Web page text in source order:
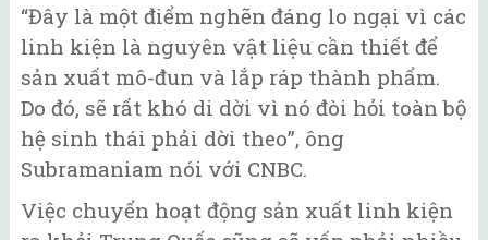
“Đây là một điểm nghẽn đáng lo ngại vì các
linh kiện là nguyên vật liệu cần thiết để
sản xuất mô-đun và lắp ráp thành phẩm.
Do đó, sẽ rất khó di dời vì nó đòi hỏi toàn bộ
hệ sinh thái phải dời theo”, ông
Subramaniam nói với CNBC.
Việc chuyển hoạt động sản xuất linh kiện